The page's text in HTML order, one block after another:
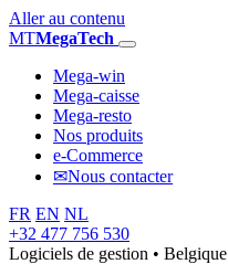
Aller au contenu
MTMegaTech
Mega-win
Mega-caisse
Mega-resto
Nos produits
e-Commerce
✉Nous contacter
FR EN NL
+32 477 756 530
Logiciels de gestion • Belgique